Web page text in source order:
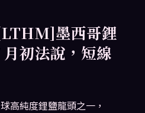
墨西哥鋰
初法說，短線
高純度鋰鹽龍頭之一，